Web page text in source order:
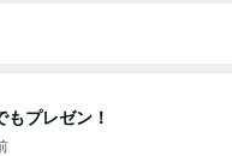
もプレゼン！